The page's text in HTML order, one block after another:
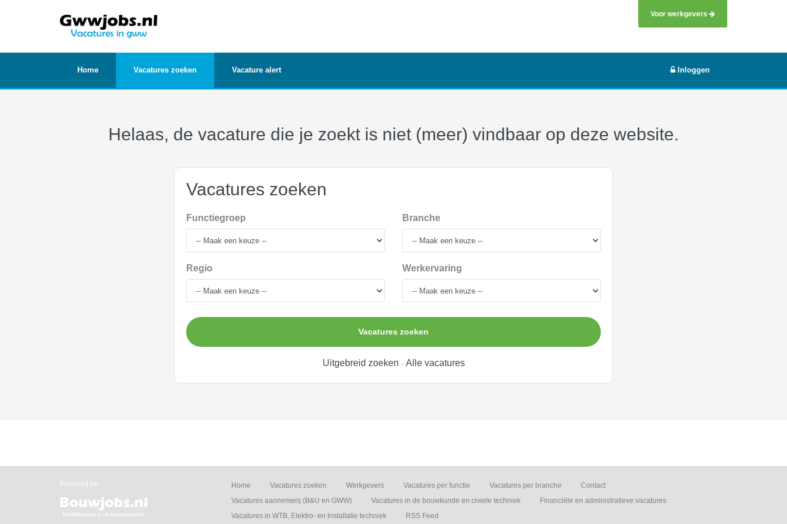
Voor werkgevers
Home Vacatures zoeken Vacature alert Inloggen
Helaas, de vacature die je zoekt is niet (meer) vindbaar op deze website.
Vacatures zoeken
Functiegroep Branche
Regio Werkervaring
Vacatures zoeken
Uitgebreid zoeken - Alle vacatures
Powered by: Home Vacatures zoeken Werkgevers Vacatures per functie Vacatures per branche
Contact
Vacatures aannemerij (B&U en GWW)
Vacatures in de bouwkunde en civiele techniek
Financiële en administratieve vacatures
Vacatures in WTB, Elektro- en Installatie techniek
RSS Feed